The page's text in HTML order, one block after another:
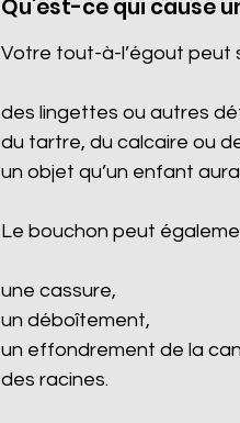
Qu'est-ce qui cause
Votre tout-à-l’égout peut
des lingettes ou autres
du tartre, du calcaire ou
un objet qu’un enfant
Le bouchon peut
une cassure,
un déboîtement,
un effondrement de la
des racines.​